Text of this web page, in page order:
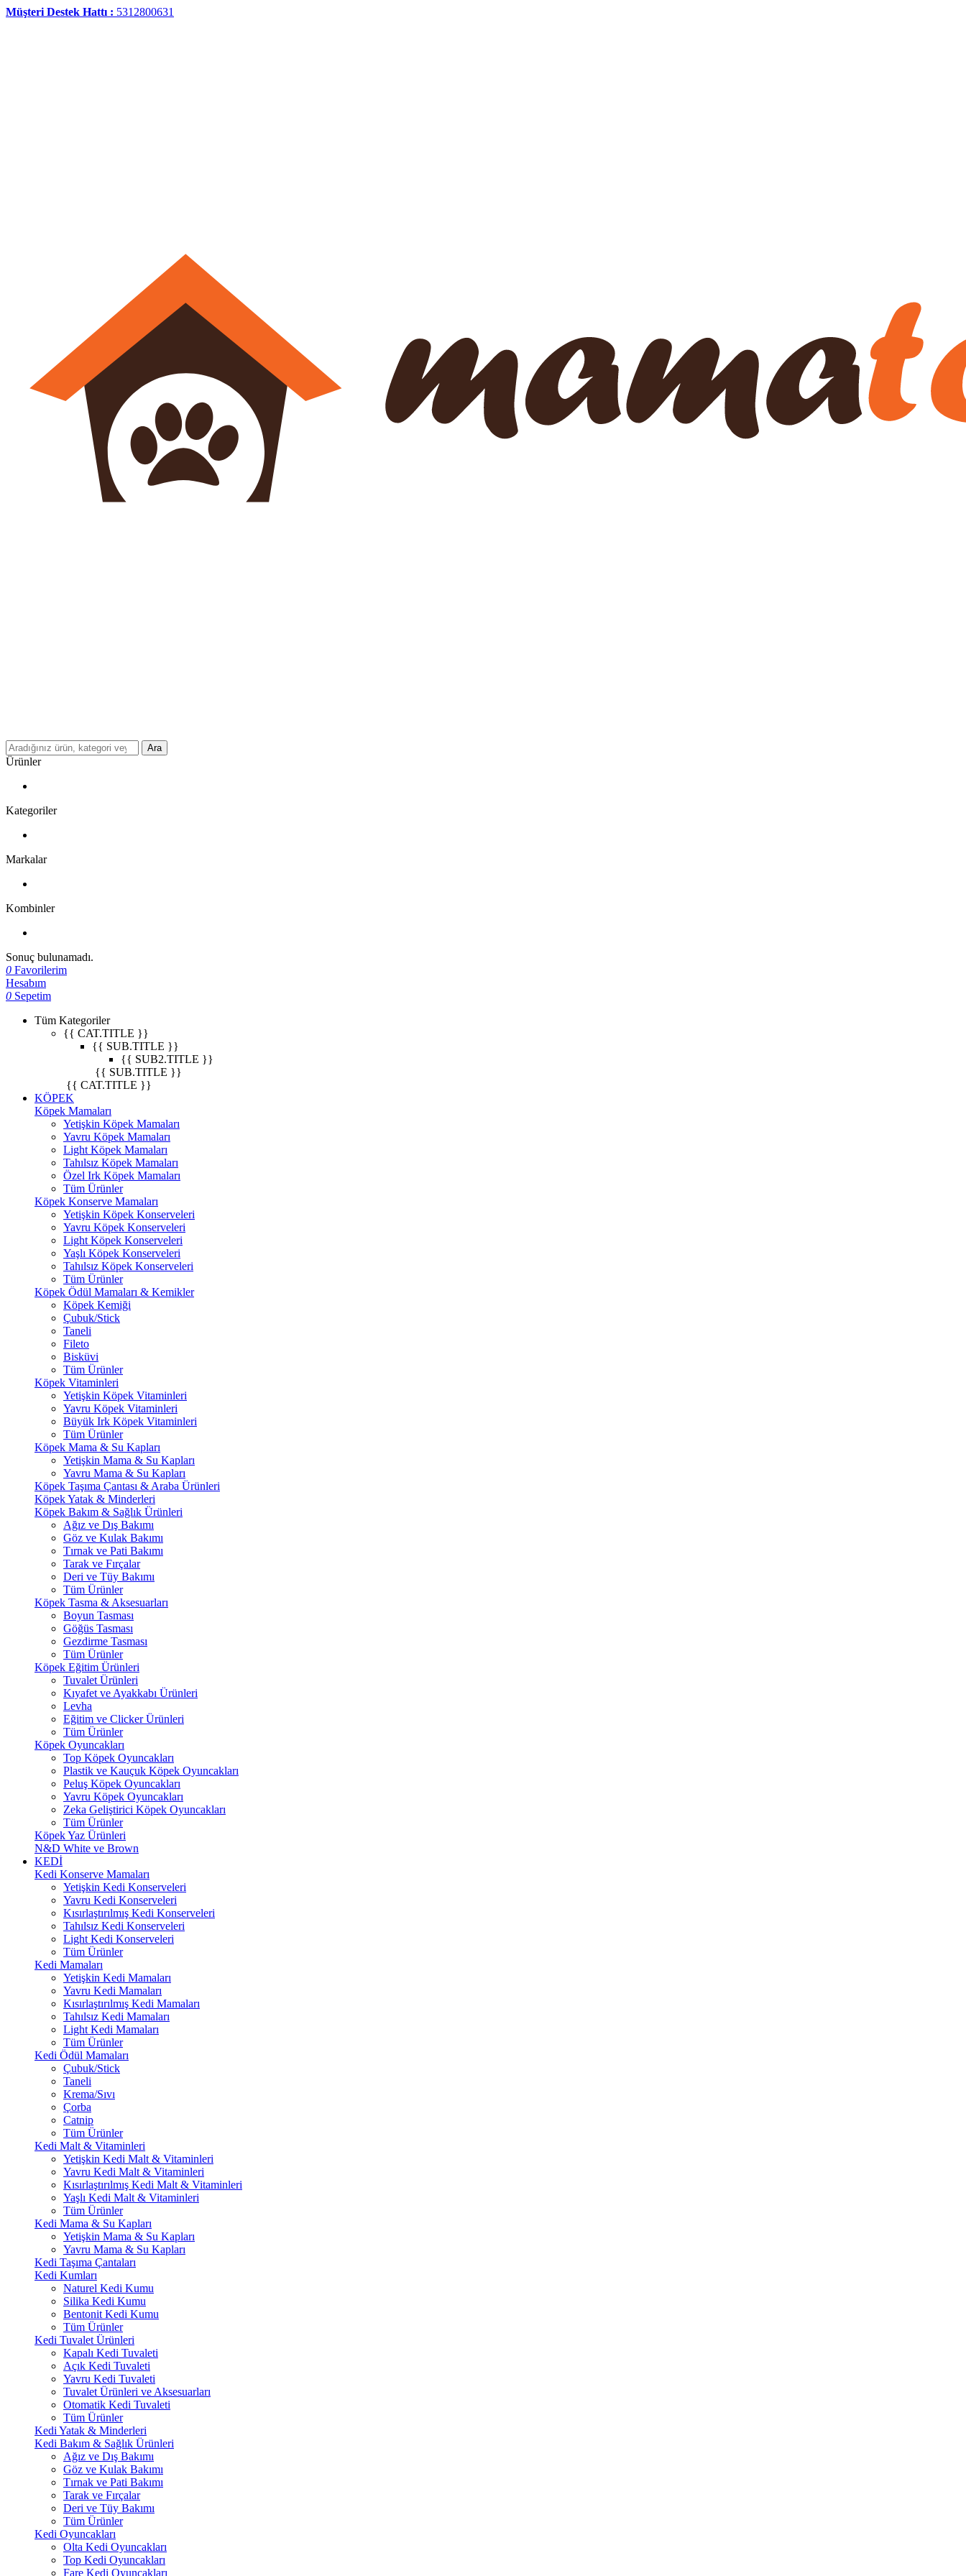
Müşteri Destek Hattı : 5312800631
Ara
Ürünler
Kategoriler
Markalar
Kombinler
Sonuç bulunamadı.
0 Favorilerim
Hesabım
0 Sepetim
Tüm Kategoriler
{{ CAT.TITLE }}
{{ SUB.TITLE }}
{{ SUB2.TITLE }}
{{ SUB.TITLE }}
{{ CAT.TITLE }}
KÖPEK
Köpek Mamaları
Yetişkin Köpek Mamaları
Yavru Köpek Mamaları
Light Köpek Mamaları
Tahılsız Köpek Mamaları
Özel Irk Köpek Mamaları
Tüm Ürünler
Köpek Konserve Mamaları
Yetişkin Köpek Konserveleri
Yavru Köpek Konserveleri
Light Köpek Konserveleri
Yaşlı Köpek Konserveleri
Tahılsız Köpek Konserveleri
Tüm Ürünler
Köpek Ödül Mamaları & Kemikler
Köpek Kemiği
Çubuk/Stick
Taneli
Fileto
Bisküvi
Tüm Ürünler
Köpek Vitaminleri
Yetişkin Köpek Vitaminleri
Yavru Köpek Vitaminleri
Büyük Irk Köpek Vitaminleri
Tüm Ürünler
Köpek Mama & Su Kapları
Yetişkin Mama & Su Kapları
Yavru Mama & Su Kapları
Köpek Taşıma Çantası & Araba Ürünleri
Köpek Yatak & Minderleri
Köpek Bakım & Sağlık Ürünleri
Ağız ve Dış Bakımı
Göz ve Kulak Bakımı
Tırnak ve Pati Bakımı
Tarak ve Fırçalar
Deri ve Tüy Bakımı
Tüm Ürünler
Köpek Tasma & Aksesuarları
Boyun Tasması
Göğüs Tasması
Gezdirme Tasması
Tüm Ürünler
Köpek Eğitim Ürünleri
Tuvalet Ürünleri
Kıyafet ve Ayakkabı Ürünleri
Levha
Eğitim ve Clicker Ürünleri
Tüm Ürünler
Köpek Oyuncakları
Top Köpek Oyuncakları
Plastik ve Kauçuk Köpek Oyuncakları
Peluş Köpek Oyuncakları
Yavru Köpek Oyuncakları
Zeka Geliştirici Köpek Oyuncakları
Tüm Ürünler
Köpek Yaz Ürünleri
N&D White ve Brown
KEDİ
Kedi Konserve Mamaları
Yetişkin Kedi Konserveleri
Yavru Kedi Konserveleri
Kısırlaştırılmış Kedi Konserveleri
Tahılsız Kedi Konserveleri
Light Kedi Konserveleri
Tüm Ürünler
Kedi Mamaları
Yetişkin Kedi Mamaları
Yavru Kedi Mamaları
Kısırlaştırılmış Kedi Mamaları
Tahılsız Kedi Mamaları
Light Kedi Mamaları
Tüm Ürünler
Kedi Ödül Mamaları
Çubuk/Stick
Taneli
Krema/Sıvı
Çorba
Catnip
Tüm Ürünler
Kedi Malt & Vitaminleri
Yetişkin Kedi Malt & Vitaminleri
Yavru Kedi Malt & Vitaminleri
Kısırlaştırılmış Kedi Malt & Vitaminleri
Yaşlı Kedi Malt & Vitaminleri
Tüm Ürünler
Kedi Mama & Su Kapları
Yetişkin Mama & Su Kapları
Yavru Mama & Su Kapları
Kedi Taşıma Çantaları
Kedi Kumları
Naturel Kedi Kumu
Silika Kedi Kumu
Bentonit Kedi Kumu
Tüm Ürünler
Kedi Tuvalet Ürünleri
Kapalı Kedi Tuvaleti
Açık Kedi Tuvaleti
Yavru Kedi Tuvaleti
Tuvalet Ürünleri ve Aksesuarları
Otomatik Kedi Tuvaleti
Tüm Ürünler
Kedi Yatak & Minderleri
Kedi Bakım & Sağlık Ürünleri
Ağız ve Dış Bakımı
Göz ve Kulak Bakımı
Tırnak ve Pati Bakımı
Tarak ve Fırçalar
Deri ve Tüy Bakımı
Tüm Ürünler
Kedi Oyuncakları
Olta Kedi Oyuncakları
Top Kedi Oyuncakları
Fare Kedi Oyuncakları